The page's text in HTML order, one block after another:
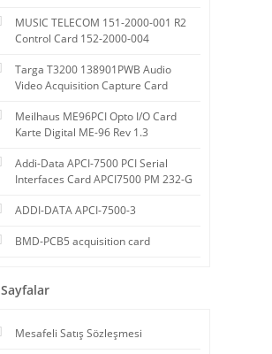
MUSIC TELECOM 151-2000-001 R2
Control Card 152-2000-004
Targa T3200 138901PWB Audio
Video Acquisition Capture Card
Meilhaus ME96PCI Opto I/O Card
Karte Digital ME-96 Rev 1.3
Addi-Data APCI-7500 PCI Serial
Interfaces Card APCI7500 PM 232-G
ADDI-DATA APCI-7500-3
BMD-PCB5 acquisition card
Sayfalar
Mesafeli Satış Sözleşmesi